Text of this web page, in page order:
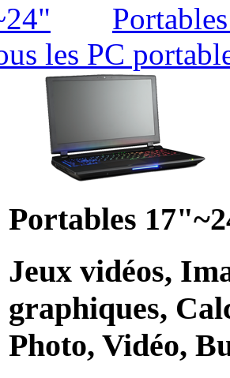
les PC
Portables
Jeux vidéos,
graphiques,
Photo, Vidéo,